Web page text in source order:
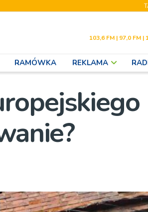
103,6 FM | 97,0 FM |
RAMÓWKA REKLAMA